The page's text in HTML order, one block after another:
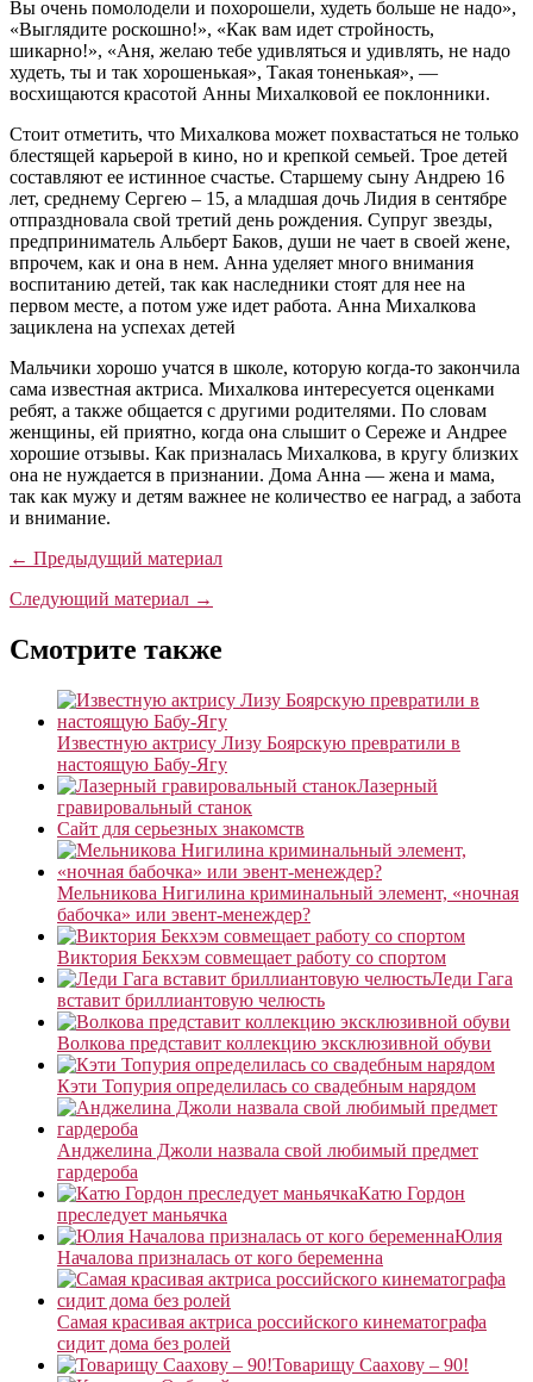
Вы очень помолодели и похорошели, худеть больше не надо»,
«Выглядите роскошно!», «Как вам идет стройность,
шикарно!», «Аня, желаю тебе удивляться и удивлять, не надо
худеть, ты и так хорошенькая», Такая тоненькая», —
восхищаются красотой Анны Михалковой ее поклонники.
Стоит отметить, что Михалкова может похвастаться не только
блестящей карьерой в кино, но и крепкой семьей. Трое детей
составляют ее истинное счастье. Старшему сыну Андрею 16
лет, среднему Сергею – 15, а младшая дочь Лидия в сентябре
отпраздновала свой третий день рождения. Супруг звезды,
предприниматель Альберт Баков, души не чает в своей жене,
впрочем, как и она в нем. Анна уделяет много внимания
воспитанию детей, так как наследники стоят для нее на
первом месте, а потом уже идет работа. Анна Михалкова
зациклена на успехах детей
Мальчики хорошо учатся в школе, которую когда-то закончила
сама известная актриса. Михалкова интересуется оценками
ребят, а также общается с другими родителями. По словам
женщины, ей приятно, когда она слышит о Сереже и Андрее
хорошие отзывы. Как призналась Михалкова, в кругу близких
она не нуждается в признании. Дома Анна — жена и мама,
так как мужу и детям важнее не количество ее наград, а забота
и внимание.
← Предыдущий материал
Следующий материал →
Смотрите также
Известную актрису Лизу Боярскую превратили в
настоящую Бабу-Ягу
Лазерный
гравировальный станок
Сайт для серьезных знакомств
Мельникова Нигилина криминальный элемент, «ночная
бабочка» или эвент-менеждер?
Виктория Бекхэм совмещает работу со спортом
Леди Гага
вставит бриллиантовую челюсть
Волкова представит коллекцию эксклюзивной обуви
Кэти Топурия определилась со свадебным нарядом
Анджелина Джоли назвала свой любимый предмет
гардероба
Катю Гордон
преследует маньячка
Юлия
Началова призналась от кого беременна
Самая красивая актриса российского кинематографа
сидит дома без ролей
Товарищу Саахову – 90!